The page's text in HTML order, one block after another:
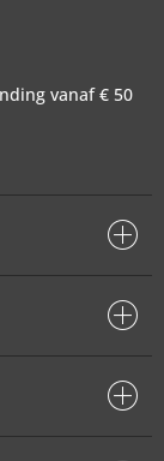
vanaf € 50